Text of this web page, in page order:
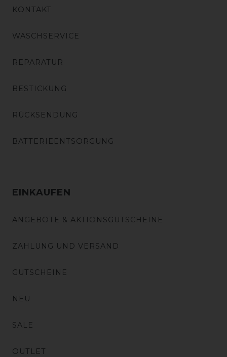
KONTAKT
WASCHSERVICE
REPARATUR
BESTICKUNG
RÜCKSENDUNG
BATTERIEENTSORGUNG
EINKAUFEN
ANGEBOTE & AKTIONSGUTSCHEINE
ZAHLUNG UND VERSAND
GUTSCHEINE
NEU
SALE
OUTLET